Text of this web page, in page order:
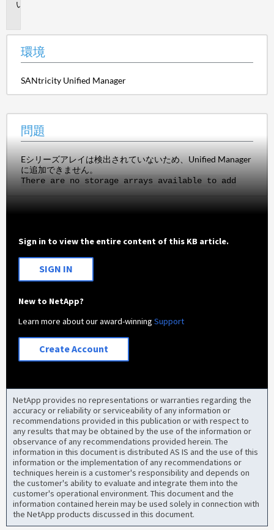
環境
SANtricity Unified Manager
問題
Eシリーズアレイは検出されていないため、Unified Manager
に追加できません。
There are no storage arrays available to add
Sign in to view the entire content of this KB article.
SIGN IN
New to NetApp?
Learn more about our award-winningSupport
Create Account
NetApp provides no representations or warranties regarding the
accuracy or reliability or serviceability of any information or
recommendations provided in this publication or with respect to
any results that may be obtained by the use of the information or
observance of any recommendations provided herein. The
information in this document is distributed AS IS and the use of this
information or the implementation of any recommendations or
techniques herein is a customer's responsibility and depends on
the customer's ability to evaluate and integrate them into the
customer's operational environment. This document and the
information contained herein may be used solely in connection with
the NetApp products discussed in this document.